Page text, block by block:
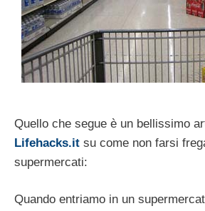
Quello che segue è un bellissimo
Lifehacks.it su come non farsi
supermercati:
Quando entriamo in un